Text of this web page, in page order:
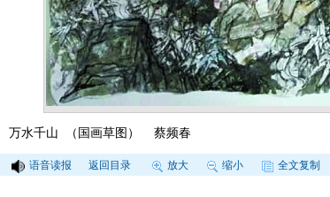
万水千山 （国画草图） 蔡频春
语音读报 返回目录 放大 缩小 全文复制